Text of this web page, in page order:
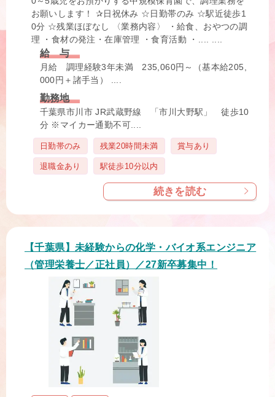
お願いします！ ✰日祝休み ☆日勤帯のみ ☆駅近徒歩1
0分 ☆残業ほぼなし 〈業務内容〉 ・給食、おやつの調
理 ・食材の発注・在庫管理 ・食育活動 ・.... ....
給 与
月給 調理経験3年未満 235,060円～（基本給205,
000円＋諸手当） ....
勤務地
千葉県市川市 JR武蔵野線 「市川大野駅」 徒歩10
分 ※マイカー通勤不可....
日勤帯のみ 残業20時間未満 賞与あり
退職金あり 駅徒歩10分以内
続きを読む
【千葉県】未経験からの化学・バイオ系エンジニア
（管理栄養士／正社員）／27新卒募集中！